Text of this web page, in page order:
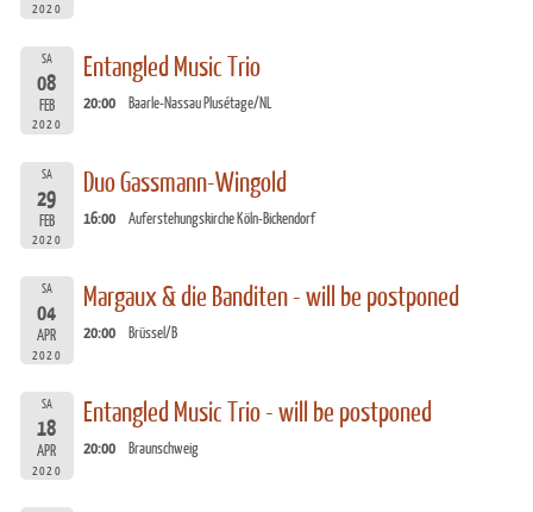
2020
SA
08
FEB
2020
Entangled Music Trio
20:00 Baarle-Nassau Plusétage/NL
SA
29
FEB
2020
Duo Gassmann-Wingold
16:00 Auferstehungskirche Köln-Bickendorf
SA
04
APR
2020
Margaux & die Banditen - will be postponed
20:00 Brüssel/B
SA
18
APR
2020
Entangled Music Trio - will be postponed
20:00 Braunschweig